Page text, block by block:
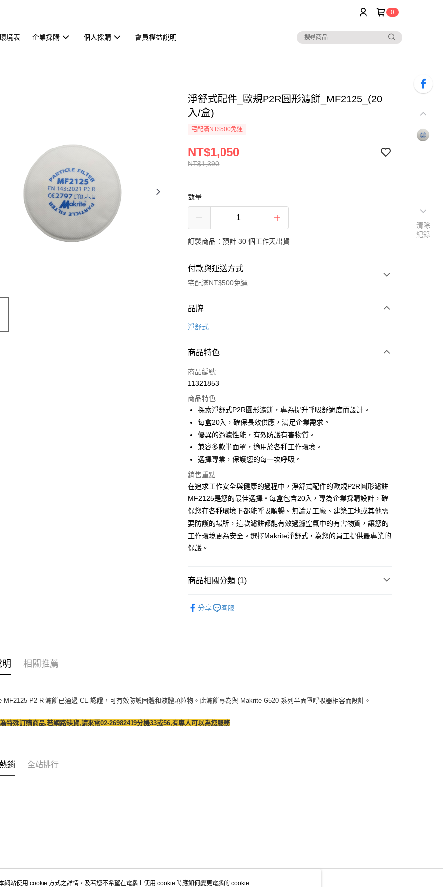
0
境表 企業採購 個人採購 會員權益說明
淨舒式配件_歐規P2R圓形濾餅_MF2125_(20
入/盒)
宅配滿NT$500免運
NT$1,390
NT$1,050
數量
訂製商品：預計 30 個工作天出貨
付款與運送方式
宅配滿NT$500免運
付款方式
信用卡一次付款
貨到付款
運送方式
宅配(滿500元免運費)
每筆NT$120，滿NT$500(含以上)免運費
貨到付款
每筆NT$120，滿NT$500(含以上)免運費
品牌
淨舒式
商品特色
商品編號
11321853
商品特色
探索淨舒式P2R圓形濾餅，專為提升呼吸舒適度而設計。
每盒20入，確保長效供應，滿足企業需求。
優異的過濾性能，有效防護有害物質。
兼容多款半面罩，適用於各種工作環境。
選擇專業，保護您的每一次呼吸。
銷售重點
在追求工作安全與健康的過程中，淨舒式配件的歐規P2R圓形濾餅
MF2125是您的最佳選擇。每盒包含20入，專為企業採購設計，確
保您在各種環境下都能呼吸順暢。無論是工廠、建築工地或其他需
要防護的場所，這款濾餅都能有效過濾空氣中的有害物質，讓您的
工作環境更為安全。選擇Makrite淨舒式，為您的員工提供最專業的
保護。
商品相關分類 (1)
分享
客服
明 相關推薦
MF2125 P2 R 濾餅已通過 CE 認證，可有效防護固體和液體顆粒物。此濾餅專為與 Makrite G520 系列半面罩呼吸器相容而設計。
特殊訂購商品,若網路缺貨,請來電02-26982419分機33或56,有專人可以為您服務
銷 全站排行
清除
紀錄
網站使用 cookie 方式之詳情，及若您不希望在電腦上使用 cookie 時應如何變更電腦的 cookie